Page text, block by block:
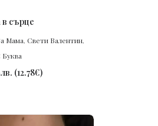
в сърце
Мама, Свети Валентин,
лв. (12.78€)